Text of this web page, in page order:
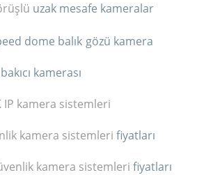
uzak mesafe kameralar
dome balık gözü kamera
bakıcı kamerası
IP kamera sistemleri
kamera sistemleri fiyatları
kamera sistemleri fiyatları